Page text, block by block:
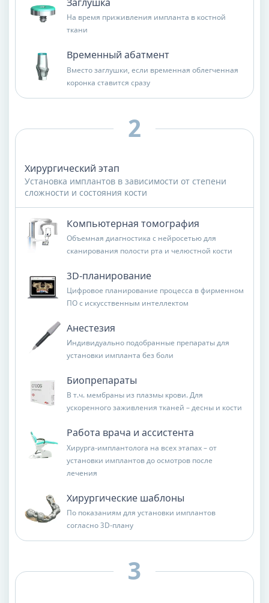
На время приживления импланта в костной
ткани
Временный абатмент
Вместо заглушки, если временная облегченная
коронка ставится сразу
Хирургический этап
Установка имплантов в зависимости от степени
сложности и состояния кости
Компьютерная томография
Объемная диагностика с нейросетью для
сканирования полости рта и челюстной кости
3D-планирование
Цифровое планирование процесса в фирменном
ПО с искусственным интеллектом
Анестезия
Индивидуально подобранные препараты для
установки импланта без боли
Биопрепараты
В т.ч. мембраны из плазмы крови. Для
ускоренного заживления тканей – десны и кости
Работа врача и ассистента
Хирурга-имплантолога на всех этапах – от
установки имплантов до осмотров после
лечения
Хирургические шаблоны
По показаниям для установки имплантов
согласно 3D-плану